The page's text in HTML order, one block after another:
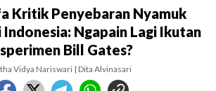
Kritik Penyebaran Nyamuk
Ngapain Lagi Ikutan
Bill Gates?
Vidya Nariswari | Dita Alvinasari